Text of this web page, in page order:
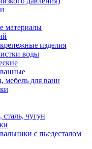
материалы
изделия
воды
для ванн
чугун
с пьедесталом